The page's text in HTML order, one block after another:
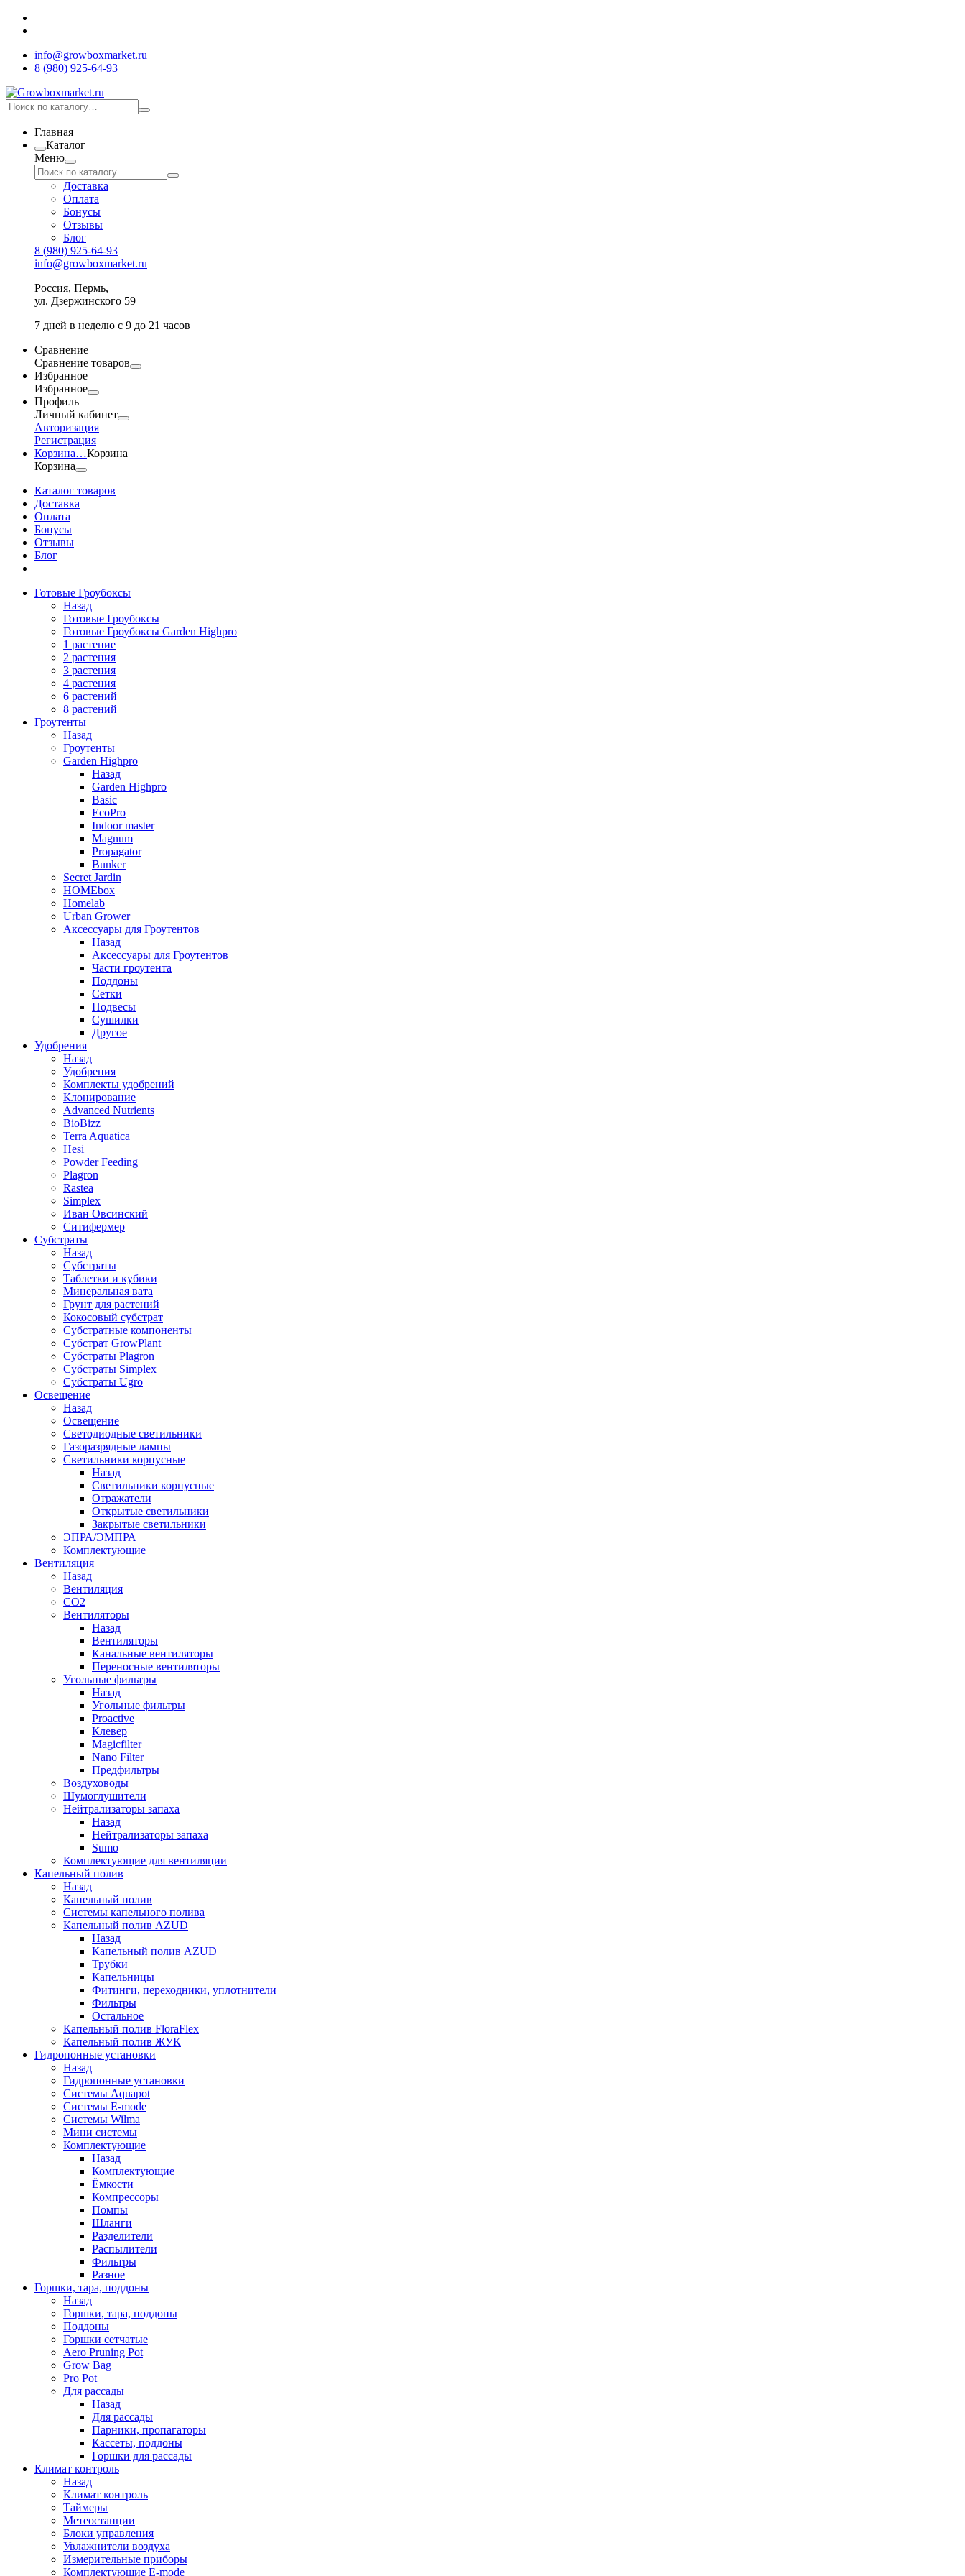
info@growboxmarket.ru
8 (980) 925-64-93
Главная
Каталог
Меню
Доставка
Оплата
Бонусы
Отзывы
Блог
8 (980) 925-64-93
info@growboxmarket.ru
Россия, Пермь,
ул. Дзержинского 59
7 дней в неделю с 9 до 21 часов
Сравнение
Сравнение товаров
Избранное
Избранное
Профиль
Личный кабинет
Авторизация
Регистрация
Корзина…Корзина
Корзина
Каталог товаров
Доставка
Оплата
Бонусы
Отзывы
Блог
Готовые Гроубоксы
Назад
Готовые Гроубоксы
Готовые Гроубоксы Garden Highpro
1 растение
2 растения
3 растения
4 растения
6 растений
8 растений
Гроутенты
Назад
Гроутенты
Garden Highpro
Назад
Garden Highpro
Basic
EcoPro
Indoor master
Magnum
Propagator
Bunker
Secret Jardin
HOMEbox
Homelab
Urban Grower
Аксессуары для Гроутентов
Назад
Аксессуары для Гроутентов
Части гроутента
Поддоны
Сетки
Подвесы
Сушилки
Другое
Удобрения
Назад
Удобрения
Комплекты удобрений
Клонирование
Advanced Nutrients
BioBizz
Terra Aquatica
Hesi
Powder Feeding
Plagron
Rastea
Simplex
Иван Овсинский
Ситифермер
Субстраты
Назад
Субстраты
Таблетки и кубики
Минеральная вата
Грунт для растений
Кокосовый субстрат
Субстратные компоненты
Субстрат GrowPlant
Субстраты Plagron
Субстраты Simplex
Субстраты Ugro
Освещение
Назад
Освещение
Светодиодные светильники
Газоразрядные лампы
Светильники корпусные
Назад
Светильники корпусные
Отражатели
Открытые светильники
Закрытые светильники
ЭПРА/ЭМПРА
Комплектующие
Вентиляция
Назад
Вентиляция
СО2
Вентиляторы
Назад
Вентиляторы
Канальные вентиляторы
Переносные вентиляторы
Угольные фильтры
Назад
Угольные фильтры
Proactive
Клевер
Magicfilter
Nano Filter
Предфильтры
Воздуховоды
Шумоглушители
Нейтрализаторы запаха
Назад
Нейтрализаторы запаха
Sumo
Комплектующие для вентиляции
Капельный полив
Назад
Капельный полив
Системы капельного полива
Капельный полив AZUD
Назад
Капельный полив AZUD
Трубки
Капельницы
Фитинги, переходники, уплотнители
Фильтры
Остальное
Капельный полив FloraFlex
Капельный полив ЖУК
Гидропонные установки
Назад
Гидропонные установки
Системы Aquapot
Системы E-mode
Системы Wilma
Мини системы
Комплектующие
Назад
Комплектующие
Ёмкости
Компрессоры
Помпы
Шланги
Разделители
Распылители
Фильтры
Разное
Горшки, тара, поддоны
Назад
Горшки, тара, поддоны
Поддоны
Горшки сетчатые
Aero Pruning Pot
Grow Bag
Pro Pot
Для рассады
Назад
Для рассады
Парники, пропагаторы
Кассеты, поддоны
Горшки для рассады
Климат контроль
Назад
Климат контроль
Таймеры
Метеостанции
Блоки управления
Увлажнители воздуха
Измерительные приборы
Комплектующие E-mode